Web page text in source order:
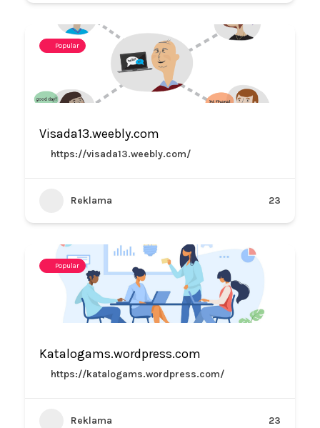
Popular
Visada13.weebly.com
https://visada13.weebly.com/
Reklama 23
Popular
Katalogams.wordpress.com
https://katalogams.wordpress.com/
Reklama 23